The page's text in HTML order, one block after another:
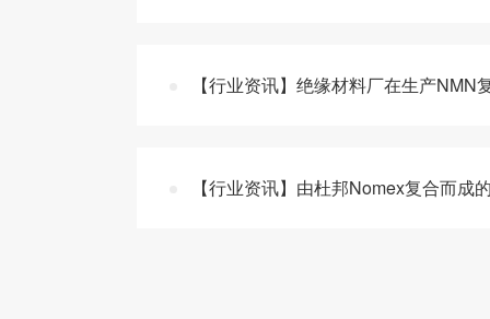
【行业资讯】绝缘材料厂在生产
【行业资讯】由杜邦Nomex复合而成